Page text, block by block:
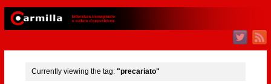
Currently viewing the tag: "precariato"